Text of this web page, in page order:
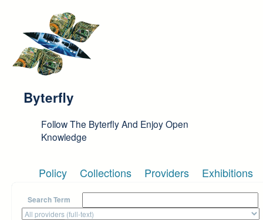
Byterfly
Follow The Byterfly And Enjoy Open
Knowledge
Policy Collections Providers Exhibitions
Search Term